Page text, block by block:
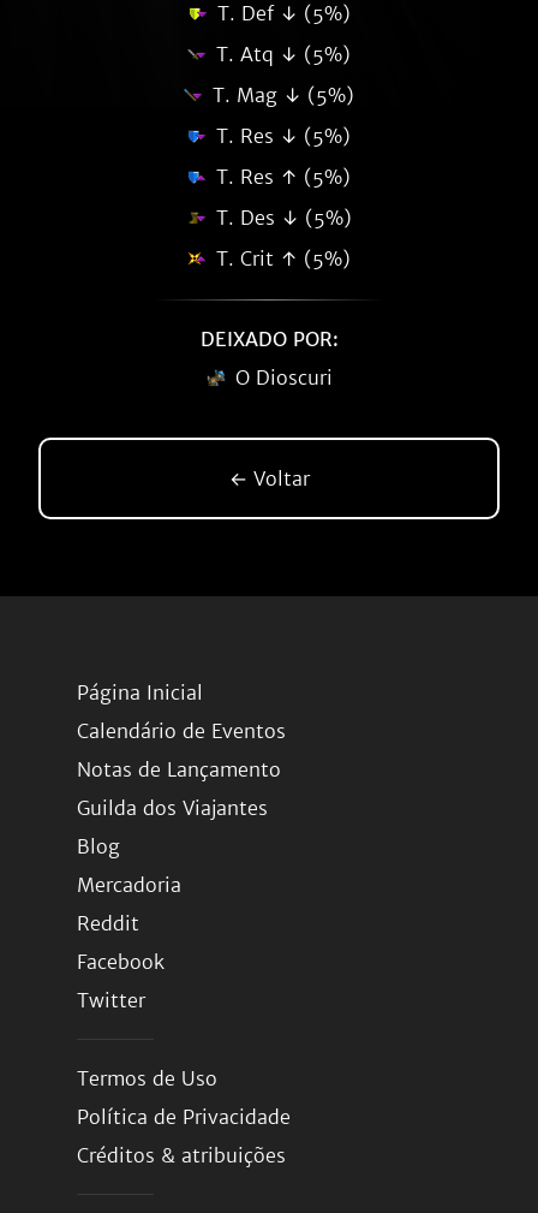
T. Def ↓ (5%)
T. Atq ↓ (5%)
T. Mag ↓ (5%)
T. Res ↓ (5%)
T. Res ↑ (5%)
T. Des ↓ (5%)
T. Crit ↑ (5%)
DEIXADO POR:
O Dioscuri
← Voltar
Página Inicial
Calendário de Eventos
Notas de Lançamento
Guilda dos Viajantes
Blog
Mercadoria
Reddit
Facebook
Twitter
Termos de Uso
Política de Privacidade
Créditos & atribuições